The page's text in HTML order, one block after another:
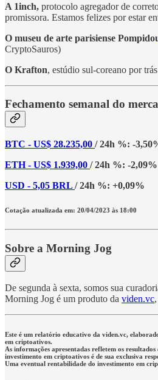
A 1inch, protocolo agregador de
promissora. Estamos felizes por estar
O museu de arte parisiense
CryptoSauros)
O Krafton, estúdio sul-coreano por
Fechamento semanal do
BTC - US$ 28.235,00 / 24h %: -
ETH - US$ 1.939,00 / 24h %: -2,09%
USD - 5,05 BRL / 24h %: +0,09%
Cotação atualizada em: 20/04/2023 às 18:00
Sobre a Morning Jog
De segunda à sexta, somos sua
Morning Jog é um produto da viden.vc
Este é um relatório educativo da viden.vc,
em criptoativos.
As informações apresentadas refletem os
investimento em criptoativos é de sua exclusiva
Uma eventual rentabilidade do investimento em